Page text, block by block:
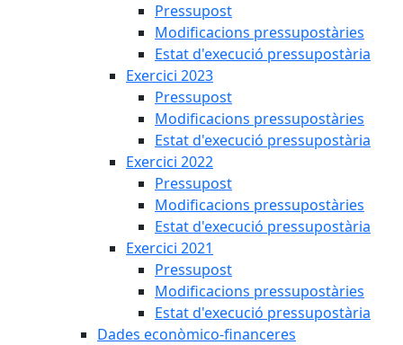
Pressupost
Modificacions pressupostàries
Estat d'execució pressupostària
Exercici 2023
Pressupost
Modificacions pressupostàries
Estat d'execució pressupostària
Exercici 2022
Pressupost
Modificacions pressupostàries
Estat d'execució pressupostària
Exercici 2021
Pressupost
Modificacions pressupostàries
Estat d'execució pressupostària
Dades econòmico-financeres